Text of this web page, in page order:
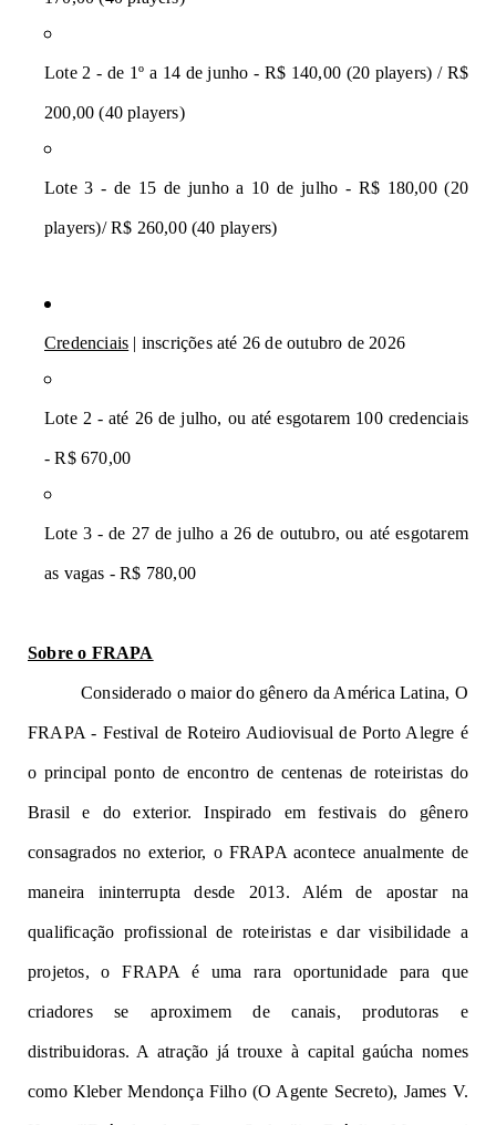
Lote 2 - de 1º a 14 de junho - R$ 140,00 (20 players) / R$
200,00 (40 players)
Lote 3 - de 15 de junho a 10 de julho - R$ 180,00 (20
players)/ R$ 260,00 (40 players)
Credenciais | inscrições até 26 de outubro de 2026
Lote 2 - até 26 de julho, ou até esgotarem 100 credenciais
- R$ 670,00
Lote 3 - de 27 de julho a 26 de outubro, ou até esgotarem
as vagas - R$ 780,00
Sobre o FRAPA
Considerado o maior do gênero da América Latina, O
FRAPA - Festival de Roteiro Audiovisual de Porto Alegre é
o principal ponto de encontro de centenas de roteiristas do
Brasil e do exterior. Inspirado em festivais do gênero
consagrados no exterior, o FRAPA acontece anualmente de
maneira ininterrupta desde 2013. Além de apostar na
qualificação profissional de roteiristas e dar visibilidade a
projetos, o FRAPA é uma rara oportunidade para que
criadores se aproximem de canais, produtoras e
distribuidoras. A atração já trouxe à capital gaúcha nomes
como Kleber Mendonça Filho (O Agente Secreto), James V.